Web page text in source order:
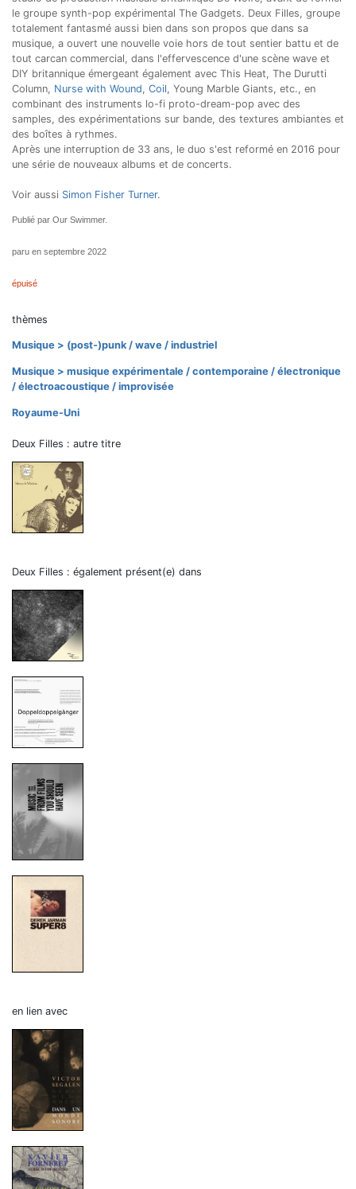
le groupe synth-pop expérimental The Gadgets. Deux Filles, groupe
totalement fantasmé aussi bien dans son propos que dans sa
musique, a ouvert une nouvelle voie hors de tout sentier battu et de
tout carcan commercial, dans l'effervescence d'une scène wave et
DIY britannique émergeant également avec This Heat, The Durutti
Column, Nurse with Wound, Coil, Young Marble Giants, etc., en
combinant des instruments lo-fi proto-dream-pop avec des
samples, des expérimentations sur bande, des textures ambiantes et
des boîtes à rythmes.
Après une interruption de 33 ans, le duo s'est reformé en 2016 pour
une série de nouveaux albums et de concerts.
Voir aussi Simon Fisher Turner.
Publié par Our Swimmer.
paru en septembre 2022
épuisé
thèmes
Musique > (post-)punk / wave / industriel
Musique > musique expérimentale / contemporaine / électronique
/ électroacoustique / improvisée
Royaume-Uni
Deux Filles : autre titre
Deux Filles : également présent(e) dans
en lien avec